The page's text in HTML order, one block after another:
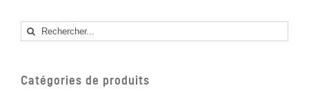
Rechercher
Catégories de produits